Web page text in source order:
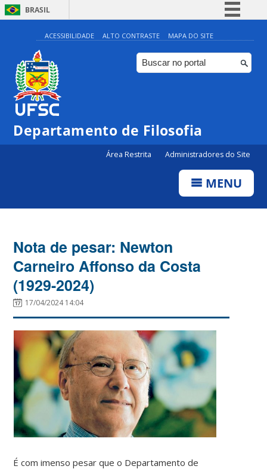
BRASIL
Simplifique!
Comunica BR
Participe
Canais
ACESSIBILIDADE ALTO CONTRASTE MAPA DO SITE
Departamento de Filosofia
Área Restrita Administradores do Site
MENU
Nota de pesar: Newton
Carneiro Affonso da Costa
(1929-2024)
17/04/2024 14:04
É com imenso pesar que o Departamento de